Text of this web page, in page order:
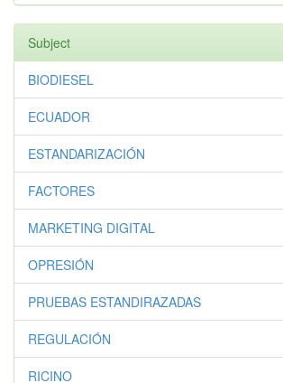
Subject
BIODIESEL
ECUADOR
ESTANDARIZACIÓN
FACTORES
MARKETING DIGITAL
OPRESIÓN
PRUEBAS ESTANDIRAZADAS
REGULACIÓN
RICINO